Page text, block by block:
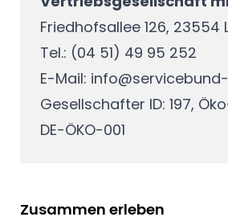
Friedhofsallee 126, 23554
Tel.: (04 51) 49 95 252
E-Mail:
Gesellschafter ID: 197,
DE-ÖKO-001
Zusammen erleben